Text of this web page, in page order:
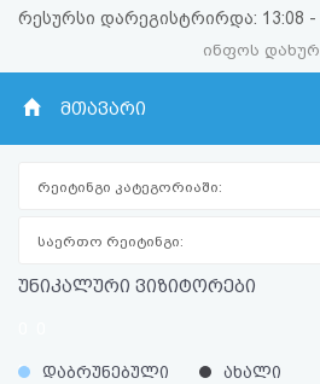
ფოსტა
კითხვა-
პასუხი
ავტორიზაცია
რეგისტრაცია
რესურსი დარეგისტრირდა: 13:08 -
ინფოს
მთავარი
რეიტინგი კატეგორიაში:
საერთო რეიტინგი:
უნიკალური ვიზიტორები
%
% დაბრუნებული ახალი